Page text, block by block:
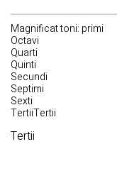
Magnificat toni: primi
Octavi
Quarti
Quinti
Secundi
Septimi
Sexti
TertiiTertii
Tertii